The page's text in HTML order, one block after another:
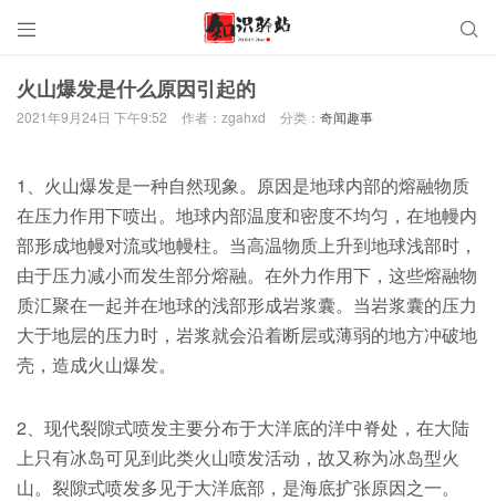
 
火山爆发是什么原因引起的
2021年9月24日 下午9:52 作者：zgahxd 分类： 奇闻趣事
1、火山爆发是一种自然现象。原因是地球内部的熔融物质
在压力作用下喷出。地球内部温度和密度不均匀，在地幔内
部形成地幔对流或地幔柱。当高温物质上升到地球浅部时，
由于压力减小而发生部分熔融。在外力作用下，这些熔融物
质汇聚在一起并在地球的浅部形成岩浆囊。当岩浆囊的压力
大于地层的压力时，岩浆就会沿着断层或薄弱的地方冲破地
壳，造成火山爆发。
2、现代裂隙式喷发主要分布于大洋底的洋中脊处，在大陆
上只有冰岛可见到此类火山喷发活动，故又称为冰岛型火
山。裂隙式喷发多见于大洋底部，是海底扩张原因之一。